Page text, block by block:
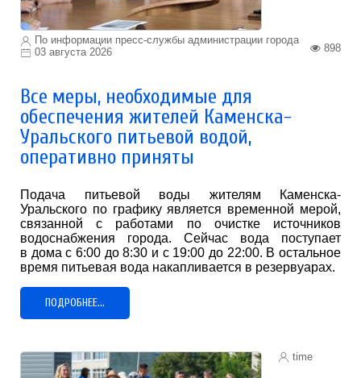
По информации пресс-службы администрации города
03 августа 2026
898
Все меры, необходимые для
обеспечения жителей Каменска-
Уральского питьевой водой,
оперативно приняты
Подача питьевой воды жителям Каменска-
Уральского по графику является временной мерой,
связанной с работами по очистке источников
водоснабжения города. Сейчас вода поступает
в дома с 6:00 до 8:30 и с 19:00 до 22:00. В остальное
время питьевая вода накапливается в резервуарах.
ПОДРОБНЕЕ...
time